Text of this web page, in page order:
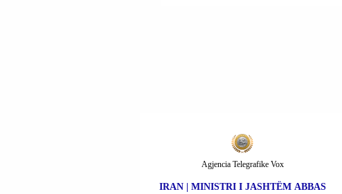
IRAN | MINISTRI I JASHTËM ABBAS
Agjencia Telegrafike Vox